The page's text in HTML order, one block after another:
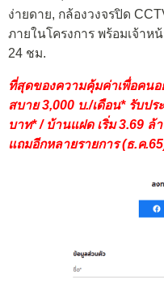
ง่ายดาย, กล้องวงจรปิด
ภายในโครงการ พร้อมเจ้า
24 ชม.
ที่สุดของความคุ้มค่าเพื่อคน
สบาย 3,000 บ./เดือน* รับป
บาท* / บ้านแฝด เริ่ม 3.69
แถมอีกหลายรายการ (ธ.ค